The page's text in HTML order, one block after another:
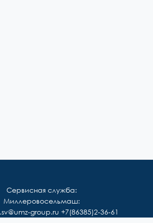
Сервисная служба:
Миллеровосельмаш:
group.ru +7(86385)2-36-61